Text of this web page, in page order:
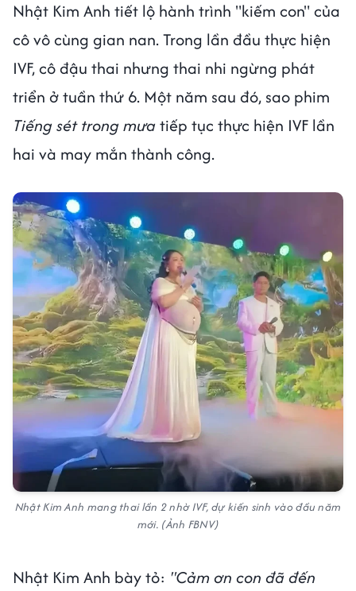
Nhật Kim Anh tiết lộ hành trình "kiếm con" của
cô vô cùng gian nan. Trong lần đầu thực hiện
IVF, cô đậu thai nhưng thai nhi ngừng phát
triển ở tuần thứ 6. Một năm sau đó, sao phim
Tiếng sét trong mưatiếp tục thực hiện IVF lần
hai và may mắn thành công.
Nhật Kim Anh mang thai lần 2 nhờ IVF, dự kiến sinh vào đầu năm
mới. (Ảnh FBNV)
Nhật Kim Anh bày tỏ: "Cảm ơn con đã đến